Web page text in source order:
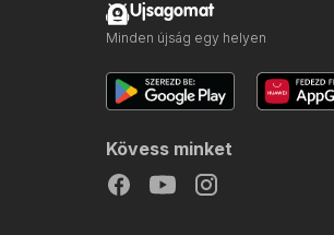
Ujsagomat
Minden újság egy helyen
Kövess minket